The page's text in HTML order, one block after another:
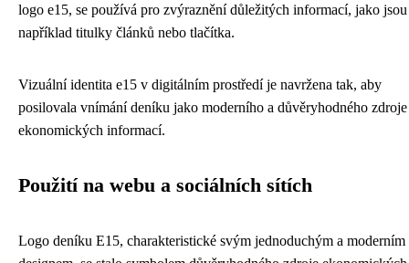
logo e15, se používá pro zvýraznění důležitých informací, jako jsou
například titulky článků nebo tlačítka.
Vizuální identita e15 v digitálním prostředí je navržena tak, aby
posilovala vnímání deníku jako moderního a důvěryhodného zdroje
ekonomických informací.
Použití na webu a sociálních sítích
Logo deníku E15, charakteristické svým jednoduchým a moderním